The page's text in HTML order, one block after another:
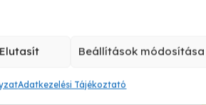
Elutasít Beállítások módosítása
Adatkezelési Tájékoztató
meg- tanuljon elismerni
családon belül eléritek ezt,
Dehogy! Mások
iránti vágy teljesen
amelyeket szeretne is